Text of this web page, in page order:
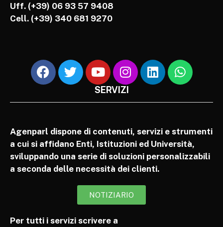
Uff. (+39) 06 93 57 9408
Cell. (+39) 340 681 9270
SERVIZI
Agenparl dispone di contenuti, servizi e strumenti
a cui si affidano Enti, Istituzioni ed Università,
sviluppando una serie di soluzioni personalizzabili
a seconda delle necessità dei clienti.
NOTIZIARIO
Per tutti i servizi scrivere a